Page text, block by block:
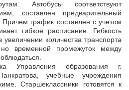
Автобусы соответствуют
составлен предварительный
график составлен с учетом
гибкое расписание. Гибкость
увеличении количества транспорта
временной промежуток между
Управления образования г.
учебные учреждения
Старшеклассники готовятся к